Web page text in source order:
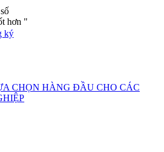
hơn "
ký
CHỌN HÀNG ĐẦU CHO CÁC